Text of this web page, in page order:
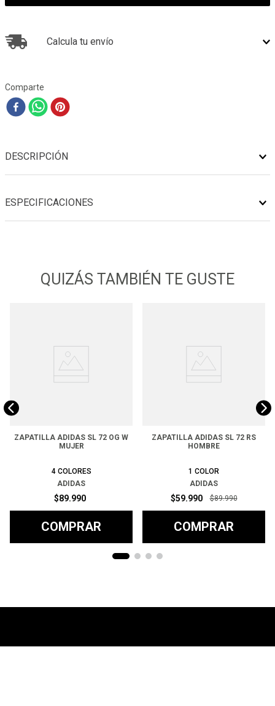
Calcula tu envío
Comparte
DESCRIPCIÓN
ESPECIFICACIONES
QUIZÁS TAMBIÉN TE GUSTE
ZAPATILLA ADIDAS SL 72 OG W
MUJER
4 COLORES
ADIDAS
$89.990
COMPRAR
ZAPATILLA ADIDAS SL 72 RS
HOMBRE
1 COLOR
ADIDAS
$59.990 $89.990
COMPRAR